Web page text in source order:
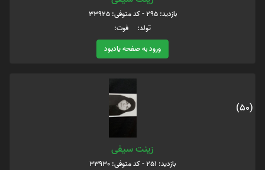
بازدید: 295 - کد متوفی: 33925
تولد: فوت:
ورود به صفحه یادبود
(50)
زینت سیفی
بازدید: 251 - کد متوفی: 33930